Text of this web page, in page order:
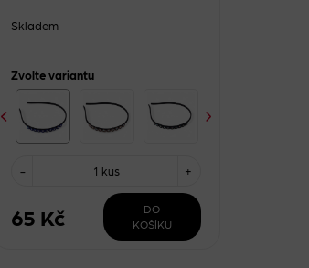
Skladem
Zvolte variantu
- +
1 kus
65 Kč
DO
KOŠÍKU